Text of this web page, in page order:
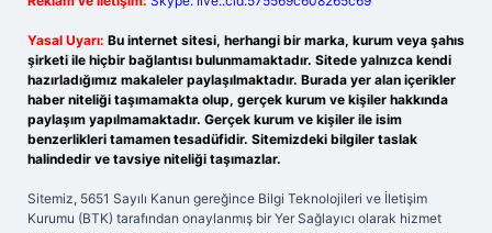
Yasal Uyarı: Bu internet sitesi, herhangi bir marka, kurum veya şahıs
şirketi ile hiçbir bağlantısı bulunmamaktadır. Sitede yalnızca kendi
hazırladığımız makaleler paylaşılmaktadır. Burada yer alan içerikler
haber niteliği taşımamakta olup, gerçek kurum ve kişiler hakkında
paylaşım yapılmamaktadır. Gerçek kurum ve kişiler ile isim
benzerlikleri tamamen tesadüfidir. Sitemizdeki bilgiler taslak
halindedir ve tavsiye niteliği taşımazlar.
Sitemiz, 5651 Sayılı Kanun gereğince Bilgi Teknolojileri ve İletişim
Kurumu (BTK) tarafından onaylanmış bir Yer Sağlayıcı olarak hizmet